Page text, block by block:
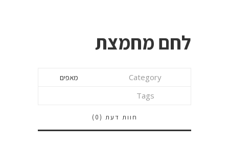
לחם מחמצת
Category מאפים
Tags
חוות דעת (0)